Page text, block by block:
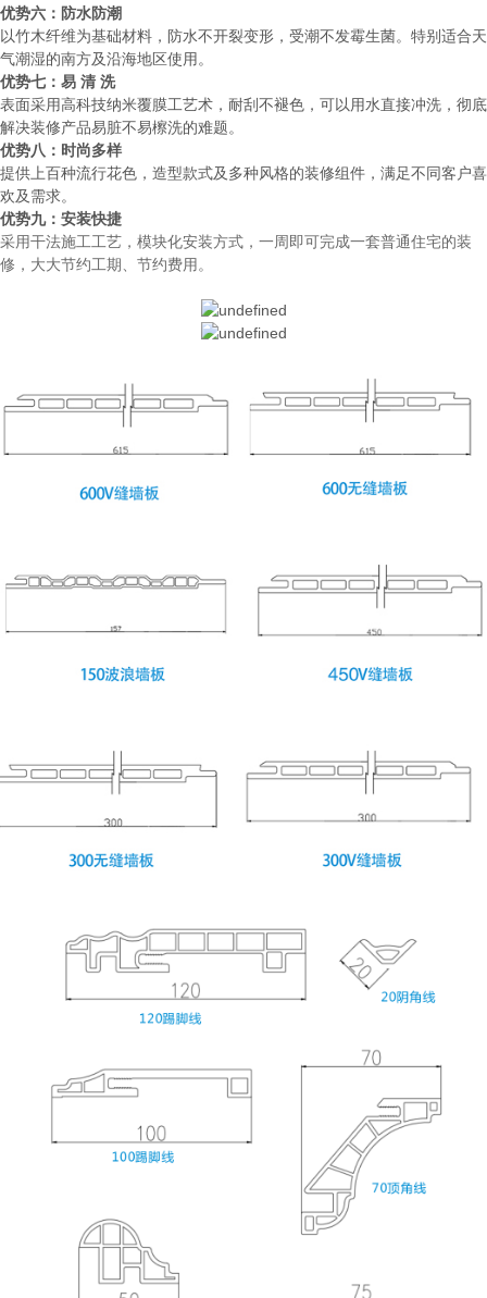
优势六：防水防潮
以竹木纤维为基础材料，防水不开裂变形，受潮不发霉生菌。特别适合天
气潮湿的南方及沿海地区使用。
优势七：易 清 洗
表面采用高科技纳米覆膜工艺术，耐刮不褪色，可以用水直接冲洗，彻底
解决装修产品易脏不易檫洗的难题。
优势八：时尚多样
提供上百种流行花色，造型款式及多种风格的装修组件，满足不同客户喜
欢及需求。
优势九：安装快捷
采用干法施工工艺，模块化安装方式，一周即可完成一套普通住宅的装
修，大大节约工期、节约费用。